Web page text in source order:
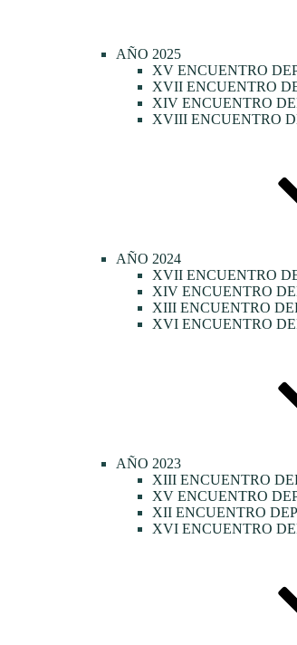
AÑO 2025
XV ENCUENTRO
XVII ENCUENTRO
XIV ENCUENTRO
XVIII ENCUENTRO
AÑO 2024
XVII ENCUENTRO
XIV ENCUENTRO
XIII ENCUENTRO
XVI ENCUENTRO
AÑO 2023
XIII ENCUENTRO
XV ENCUENTRO
XII ENCUENTRO
XVI ENCUENTRO